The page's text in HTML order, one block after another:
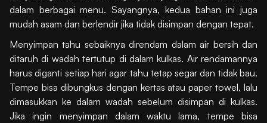
dalam berbagai menu. Sayangnya, kedua bahan ini juga
mudah asam dan berlendir jika tidak disimpan dengan tepat.
Menyimpan tahu sebaiknya direndam dalam air bersih dan
ditaruh di wadah tertutup di dalam kulkas. Air rendamannya
harus diganti setiap hari agar tahu tetap segar dan tidak bau.
Tempe bisa dibungkus dengan kertas atau paper towel, lalu
dimasukkan ke dalam wadah sebelum disimpan di kulkas.
Jika ingin menyimpan dalam waktu lama, tempe bisa